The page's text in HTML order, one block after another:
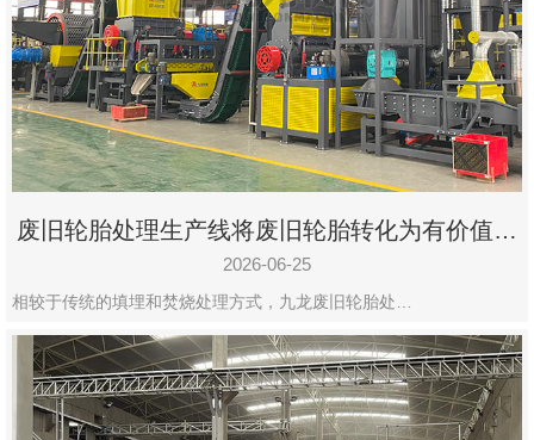
废旧轮胎处理生产线将废旧轮胎转化为有价值的
资源
2026-06-25
相较于传统的填埋和焚烧处理方式，九龙废旧轮胎处…